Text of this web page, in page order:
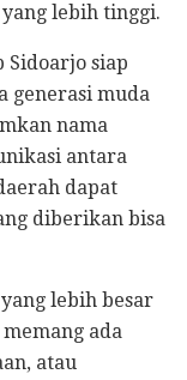
lebih tinggi.
Sidoarjo siap
generasi muda
nama
antara
dapat
diberikan bisa
lebih besar
ada
atau